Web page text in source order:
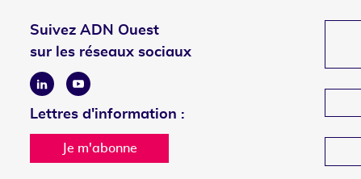
Suivez ADN Ouest
sur les réseaux sociaux
LinkedinYoutube
Lettres d'information :
Je m'abonne